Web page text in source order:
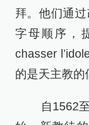
拜。他们通过
字母顺序，
chasser
的是天主教的
自1562至